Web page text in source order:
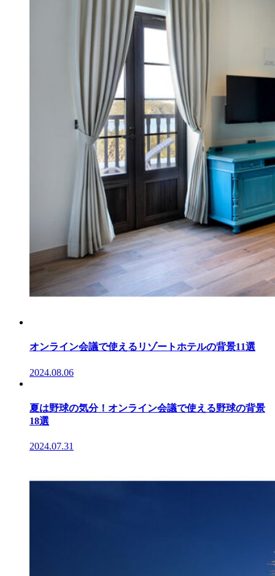
オンライン会議で使えるリゾートホテルの背景11選
2024.08.06
夏は野球の気分！オンライン会議で使える野球の背景
18選
2024.07.31